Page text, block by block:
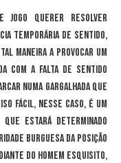
Jogo querer resolver
temporária de sentido,
maneira a provocar um
com a falta de sentido
numa gargalhada que
fácil, nesse caso, é um
estará determinado
burguesa da posição
do homem esquisito,